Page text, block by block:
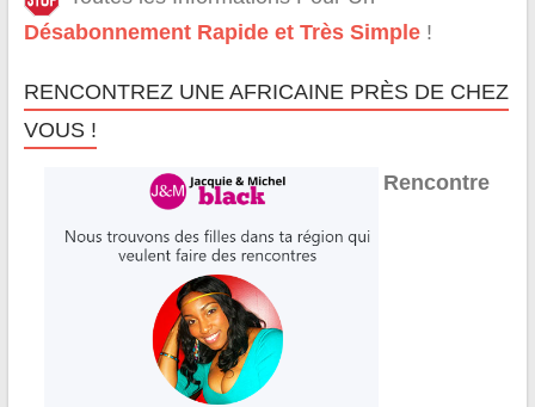
Désabonnement Rapide et Très Simple!
RENCONTREZ UNE AFRICAINE PRÈS DE CHEZ
VOUS !
Rencontre